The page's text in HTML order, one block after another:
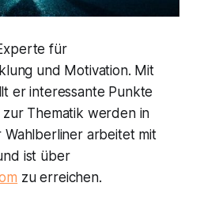
für
und Motivation. Mit
er interessante Punkte
Thematik werden in
Wahlberliner arbeitet mit
ist über
zu erreichen.